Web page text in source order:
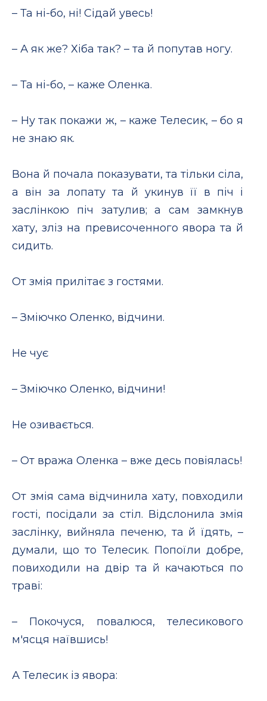
– Та ні-бо, ні! Сідай увесь!
– А як же? Хіба так? – та й попутав ногу.
– Та ні-бо, – каже Оленка.
– Ну так покажи ж, – каже Телесик, – бо я
не знаю як.
Вона й почала показувати, та тільки сіла,
а він за лопату та й укинув її в піч і
заслінкою піч затулив; а сам замкнув
хату, зліз на превисоченного явора та й
сидить.
От змія прилітає з гостями.
– Зміючко Оленко, відчини.
Не чує
– Зміючко Оленко, відчини!
Не озивається.
– От вража Оленка – вже десь повіялась!
От змія сама відчинила хату, повходили
гості, посідали за стіл. Відслонила змія
заслінку, вийняла печеню, та й їдять, –
думали, що то Телесик. Попоїли добре,
повиходили на двір та й качаються по
траві:
– Покочуся, повалюся, телесикового
м'ясця наївшись!
А Телесик із явора: